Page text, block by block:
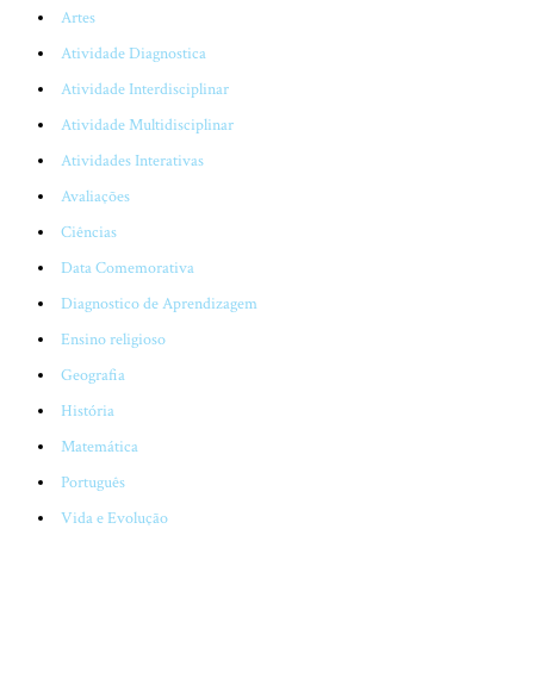
Artes
Atividade Diagnostica
Atividade Interdisciplinar
Atividade Multidisciplinar
Atividades Interativas
Avaliações
Ciências
Data Comemorativa
Diagnostico de Aprendizagem
Ensino religioso
Geografia
História
Matemática
Português
Vida e Evolução